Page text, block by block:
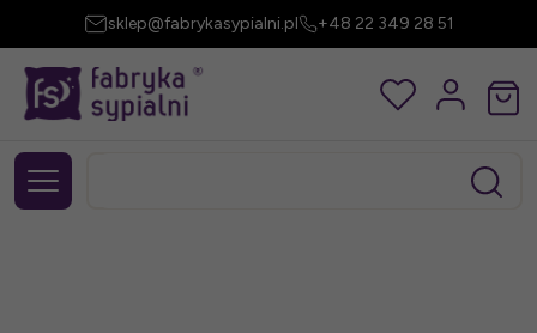
sklep@fabrykasypialni.pl +48 22 349 28 51